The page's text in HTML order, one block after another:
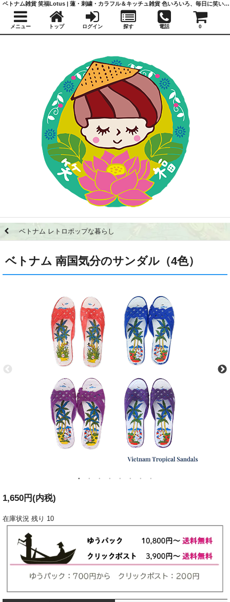
ベトナム レトロポップな暮らし
ベトナム 南国気分のサンダル（4色）
1,650円(内税)
在庫状況 残り 10
ベトナム雑貨 笑福Lotus | 蓮・刺繍・カラフル＆キッチュ雑貨 色いろいろ、毎日に笑いと福を
メニュー トップ ログイン 探す 電話 0